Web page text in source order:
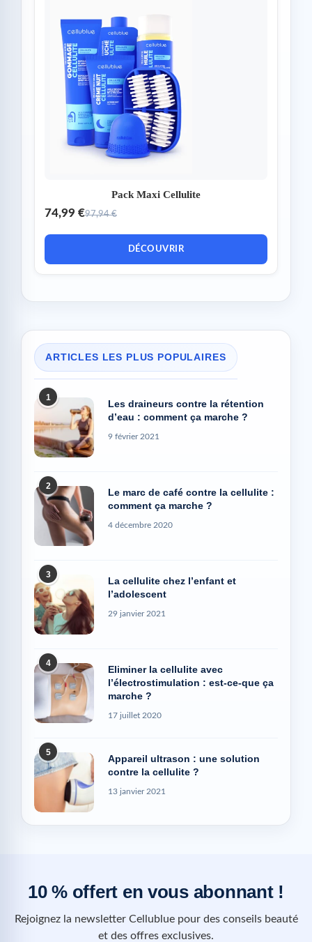
Pack Maxi Cellulite
74,99 €97,94 €
DÉCOUVRIR
ARTICLES LES PLUS POPULAIRES
1
Les draineurs contre la rétention
d’eau : comment ça marche ?
9 février 2021
2
Le marc de café contre la cellulite :
comment ça marche ?
4 décembre 2020
3
La cellulite chez l’enfant et
l’adolescent
29 janvier 2021
4
Eliminer la cellulite avec
l’électrostimulation : est-ce-que ça
marche ?
17 juillet 2020
5
Appareil ultrason : une solution
contre la cellulite ?
13 janvier 2021
10 % offert en vous abonnant !
Rejoignez la newsletter Cellublue pour des conseils beauté
et des offres exclusives.